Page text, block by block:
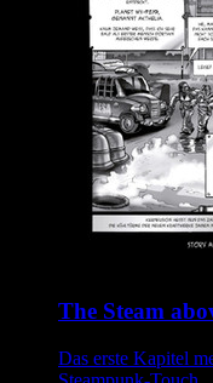
The Steam
Das erste Kapitel